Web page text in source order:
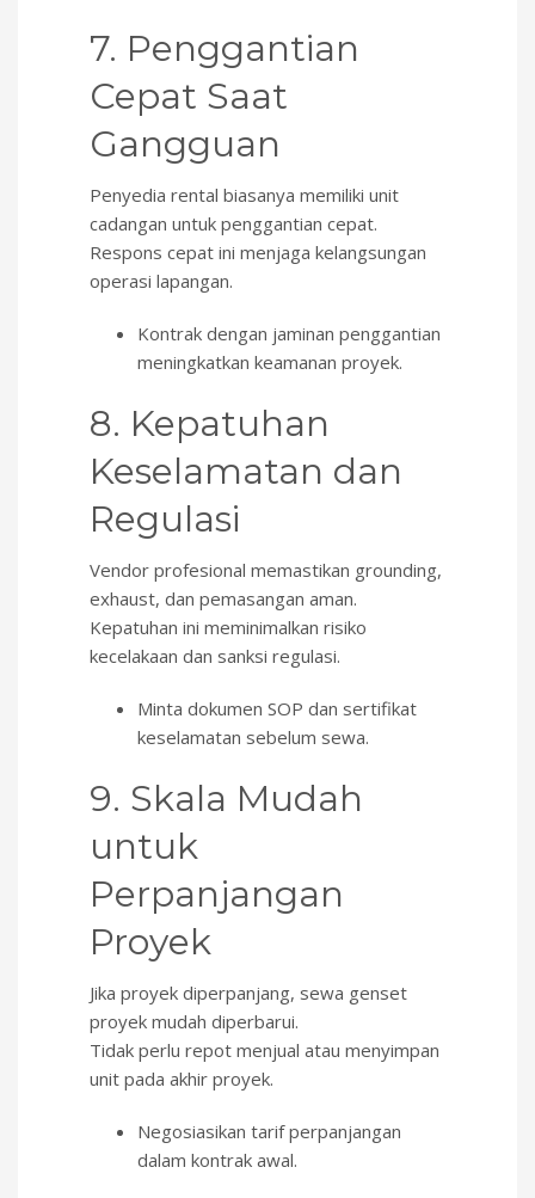
7. Penggantian
Cepat Saat
Gangguan
Penyedia rental biasanya memiliki unit
cadangan untuk penggantian cepat.
Respons cepat ini menjaga kelangsungan
operasi lapangan.
Kontrak dengan jaminan penggantian
meningkatkan keamanan proyek.
8. Kepatuhan
Keselamatan dan
Regulasi
Vendor profesional memastikan grounding,
exhaust, dan pemasangan aman.
Kepatuhan ini meminimalkan risiko
kecelakaan dan sanksi regulasi.
Minta dokumen SOP dan sertifikat
keselamatan sebelum sewa.
9. Skala Mudah
untuk
Perpanjangan
Proyek
Jika proyek diperpanjang, sewa genset
proyek mudah diperbarui.
Tidak perlu repot menjual atau menyimpan
unit pada akhir proyek.
Negosiasikan tarif perpanjangan
dalam kontrak awal.